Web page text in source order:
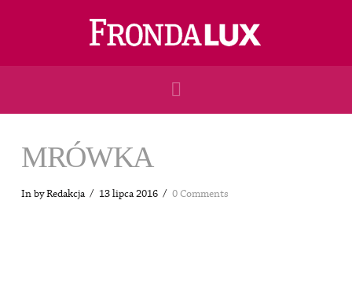
MRÓWKA
In by Redakcja 13 lipca 2016 0 Comments